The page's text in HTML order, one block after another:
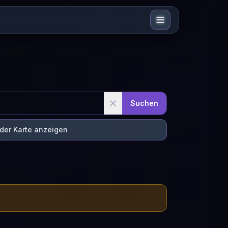
Suchen
Karte anzeigen